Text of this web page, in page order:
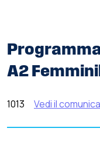
A2
1013 Vedi il